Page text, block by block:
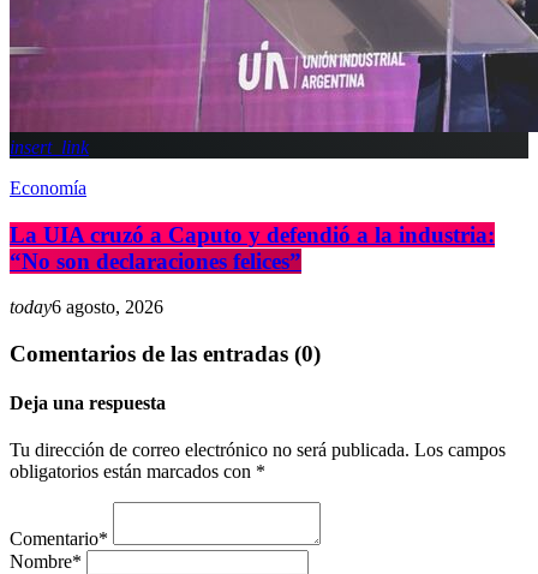
insert_link
Economía
La UIA cruzó a Caputo y defendió a la industria:
“No son declaraciones felices”
today6 agosto, 2026
Comentarios de las entradas (0)
Deja una respuesta
Tu dirección de correo electrónico no será publicada. Los campos
obligatorios están marcados con *
Comentario*
Nombre*